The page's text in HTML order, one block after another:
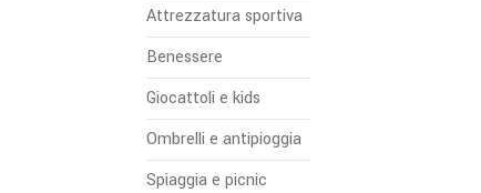
Attrezzatura sportiva
Benessere
Giocattoli e kids
Ombrelli e antipioggia
Spiaggia e picnic